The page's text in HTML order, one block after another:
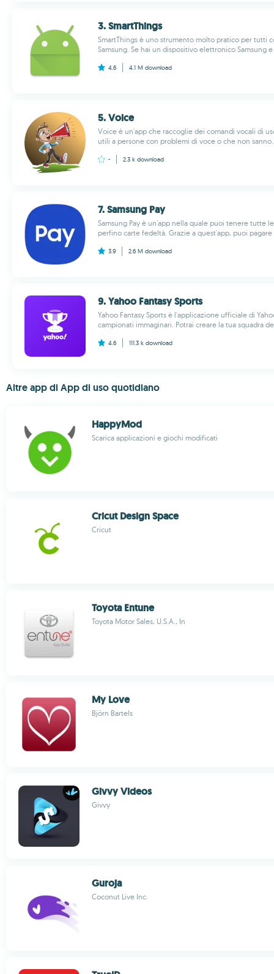
3. Smart​Things
SmartThings è uno strumento molto pratico per tutti
Samsung. Se hai un dispositivo elettronico Samsung
4.6 4.1 M download
5. Voice
Voice è un'app che raccoglie dei comandi vocali di
utili a persone con problemi di voce o che non
- 2.3 k download
7. Samsung Pay
Samsung Pay è un'app nella quale puoi tenere tutte
perfino carte fedeltà. Grazie a quest'app, puoi pagare
3.9 2.6 M download
9. Yahoo Fantasy Sports
Yahoo Fantasy Sports è l'applicazione ufficiale di
campionati immaginari. Potrai creare la tua squadra
4.6 111.3 k download
Altre app di App di uso quotidiano
HappyMod
Scarica applicazioni e giochi modificati
Cricut Design Space
Cricut
Toyota Entune
Toyota Motor Sales, U.S.A., In
My Love
Björn Bartels
Givvy Videos
Givvy
Guroja
Coconut Live Inc.